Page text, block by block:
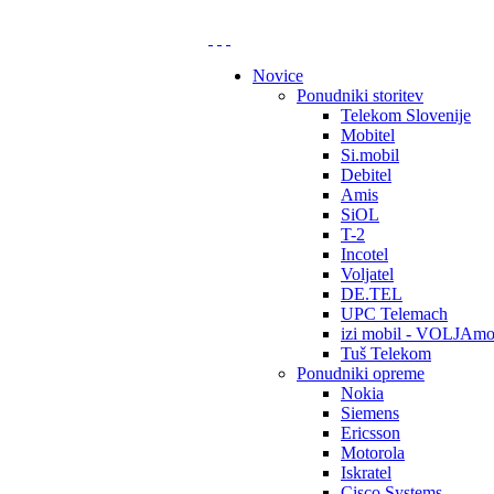
Novice
Ponudniki storitev
Telekom Slovenije
Mobitel
Si.mobil
Debitel
Amis
SiOL
T-2
Incotel
Voljatel
DE.TEL
UPC Telemach
izi mobil -
Tuš Telekom
Ponudniki opreme
Nokia
Siemens
Ericsson
Motorola
Iskratel